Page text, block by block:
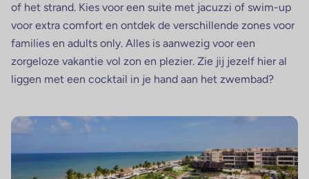
of het strand. Kies voor een suite met jacuzzi of swim-up
voor extra comfort en ontdek de verschillende zones voor
families en adults only. Alles is aanwezig voor een
zorgeloze vakantie vol zon en plezier. Zie jij jezelf hier al
liggen met een cocktail in je hand aan het zwembad?